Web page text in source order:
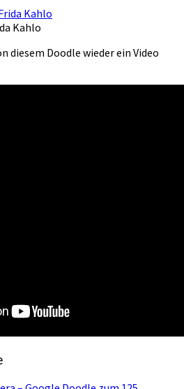
Kahlo
diesem Doodle wieder ein Video